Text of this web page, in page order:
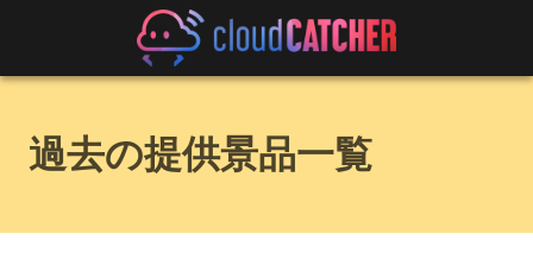
過去の提供景品一覧